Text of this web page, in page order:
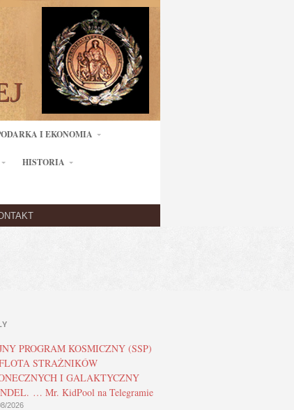
I EKONOMIA
HISTORIA
PROGRAM KOSMICZNY (SSP)
STRAŻNIKÓW
I GALAKTYCZNY
… Mr. KidPool na Telegramie
2026